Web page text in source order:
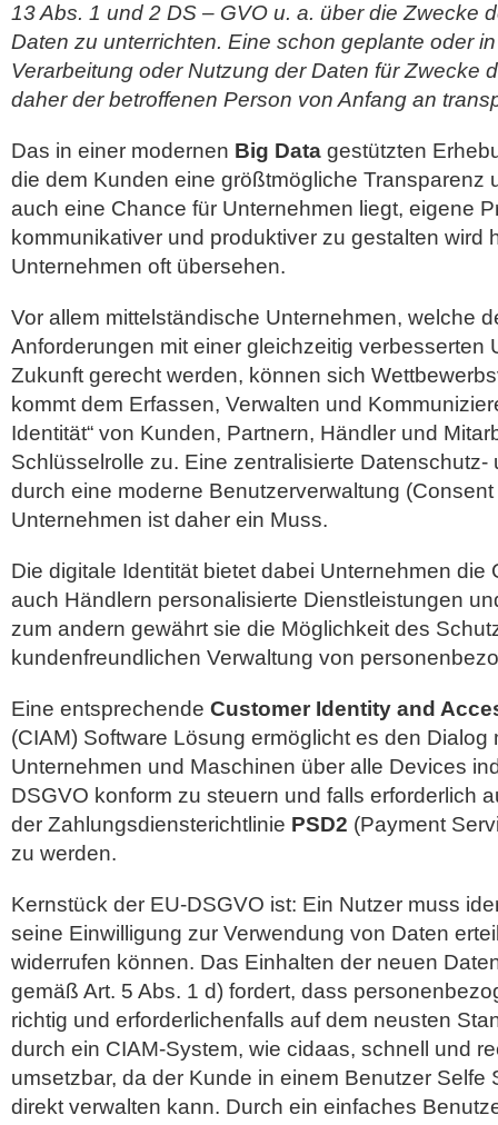
13 Abs. 1 und 2 DS – GVO u. a. über die Zwecke
Daten zu unterrichten. Eine schon geplante oder
Verarbeitung oder Nutzung der Daten für Zwecke
daher der betroffenen Person von Anfang an
Das in einer modernen Big Data gestützten
die dem Kunden eine größtmögliche Transparenz
auch eine Chance für Unternehmen liegt, eigene
kommunikativer und produktiver zu gestalten wird
Unternehmen oft übersehen.
Vor allem mittelständische Unternehmen, welche
Anforderungen mit einer gleichzeitig verbesserten
Zukunft gerecht werden, können sich
kommt dem Erfassen, Verwalten und
Identität“ von Kunden, Partnern, Händler und
Schlüsselrolle zu. Eine zentralisierte Datenschutz-
durch eine moderne Benutzerverwaltung
Unternehmen ist daher ein Muss.
Die digitale Identität bietet dabei Unternehmen die
auch Händlern personalisierte Dienstleistungen
zum andern gewährt sie die Möglichkeit des
kundenfreundlichen Verwaltung von
Eine entsprechende Customer Identity and
(CIAM) Software Lösung ermöglicht es den Dialog
Unternehmen und Maschinen über alle Devices
DSGVO konform zu steuern und falls erforderlich
der Zahlungsdiensterichtlinie PSD2 (Payment
zu werden.
Kernstück der EU-DSGVO ist: Ein Nutzer muss
seine Einwilligung zur Verwendung von Daten
widerrufen können. Das Einhalten der neuen
gemäß Art. 5 Abs. 1 d) fordert, dass
richtig und erforderlichenfalls auf dem neusten
durch ein CIAM-System, wie cidaas, schnell und
umsetzbar, da der Kunde in einem Benutzer Selfe
direkt verwalten kann. Durch ein einfaches